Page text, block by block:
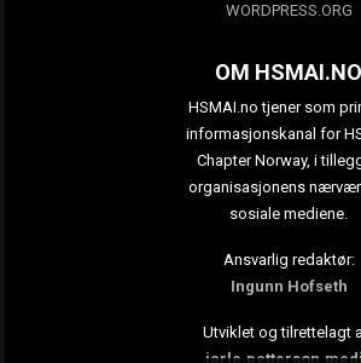
WORDPRESS.ORG
OM HSMAI.NO
HSMAI.no tjener som
informasjonskanal for
Chapter Norway, i
organisasjonens
sosiale mediene.
Ansvarlig redaktør:
Ingunn Hofseth
Utviklet og tilrettelagt